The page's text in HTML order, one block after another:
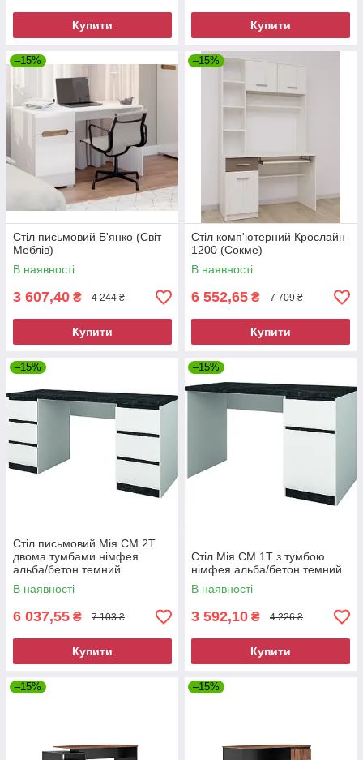
Купити Купити
–15%
Стіл письмовий Б'янко (Світ
Меблів)
В наявності
3 607,40 ₴ 4 244 ₴
Купити
–15%
Стіл комп'ютерний Крослайн
1200 (Сокме)
В наявності
6 552,65 ₴ 7 709 ₴
Купити
–15%
Стіл письмовий Мія СМ 2Т
двома тумбами німфея
альба/бетон темний
В наявності
6 037,55 ₴ 7 103 ₴
Купити
–15%
Стіл Мія СМ 1Т з тумбою
німфея альба/бетон темний
В наявності
3 592,10 ₴ 4 226 ₴
Купити
–15% –15%